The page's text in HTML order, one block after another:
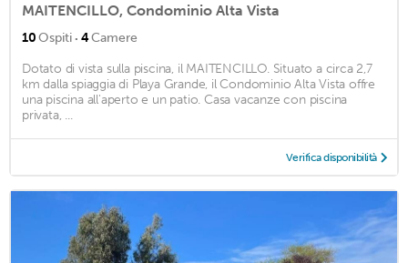
MAITENCILLO, Condominio Alta Vista
10Ospiti · 4Camere
Dotato di vista sulla piscina, il MAITENCILLO. Situato a circa 2,7
km dalla spiaggia di Playa Grande, il Condominio Alta Vista offre
una piscina all'aperto e un patio. Casa vacanze con piscina
privata, ...
Verifica disponibilità